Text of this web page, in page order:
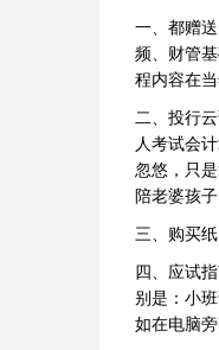
一、都赠
频、财管
程内容在
二、投行
人考试会
忽悠，只
陪老婆孩
三、购买
四、应试
别是：小
如在电脑